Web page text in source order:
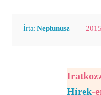
Írta: Neptunusz
Hírek-